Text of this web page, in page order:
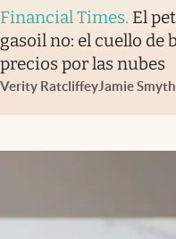
Financial Times. El
gasoil no: el cuello de
precios por las nubes
Verity RatcliffeyJamie Smyth